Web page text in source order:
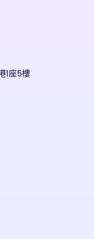
1座5樓